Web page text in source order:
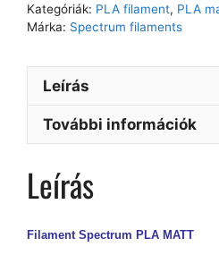
Kategóriák: PLA filament, PLA
Márka: Spectrum filaments
Leírás
További információk
Leírás
Filament Spectrum PLA MATT